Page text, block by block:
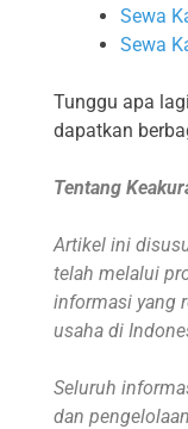
Sewa
Sewa
Tunggu apa
dapatkan
Tentang
Artikel ini
telah melalui
informasi yang
usaha di
Seluruh
dan